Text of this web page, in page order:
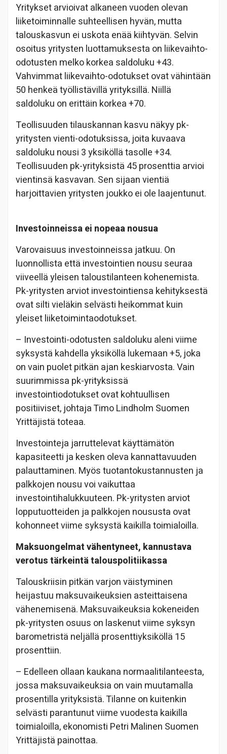
Yritykset arvioivat alkaneen vuoden olevan
liiketoiminnalle suhteellisen hyvän, mutta
talouskasvun ei uskota enää kiihtyvän. Selvin
osoitus yritysten luottamuksesta on liikevaihto-
odotusten melko korkea saldoluku +43.
Vahvimmat liikevaihto-odotukset ovat vähintään
50 henkeä työllistävillä yrityksillä. Niillä
saldoluku on erittäin korkea +70.
Teollisuuden tilauskannan kasvu näkyy pk-
yritysten vienti-odotuksissa, joita kuvaava
saldoluku nousi 3 yksiköllä tasolle +34.
Teollisuuden pk-yrityksistä 45 prosenttia arvioi
vientinsä kasvavan. Sen sijaan vientiä
harjoittavien yritysten joukko ei ole laajentunut.
Investoinneissa ei nopeaa nousua
Varovaisuus investoinneissa jatkuu. On
luonnollista että investointien nousu seuraa
viiveellä yleisen taloustilanteen kohenemista.
Pk-yritysten arviot investointiensa kehityksestä
ovat silti vieläkin selvästi heikommat kuin
yleiset liiketoimintaodotukset.
– Investointi-odotusten saldoluku aleni viime
syksystä kahdella yksiköllä lukemaan +5, joka
on vain puolet pitkän ajan keskiarvosta. Vain
suurimmissa pk-yrityksissä
investointiodotukset ovat kohtuullisen
positiiviset, johtaja Timo Lindholm Suomen
Yrittäjistä toteaa.
Investointeja jarruttelevat käyttämätön
kapasiteetti ja kesken oleva kannattavuuden
palauttaminen. Myös tuotantokustannusten ja
palkkojen nousu voi vaikuttaa
investointihalukkuuteen. Pk-yritysten arviot
lopputuotteiden ja palkkojen noususta ovat
kohonneet viime syksystä kaikilla toimialoilla.
Maksuongelmat vähentyneet, kannustava
verotus tärkeintä talouspolitiikassa
Talouskriisin pitkän varjon väistyminen
heijastuu maksuvaikeuksien asteittaisena
vähenemisenä. Maksuvaikeuksia kokeneiden
pk-yritysten osuus on laskenut viime syksyn
barometristä neljällä prosenttiyksiköllä 15
prosenttiin.
– Edelleen ollaan kaukana normaalitilanteesta,
jossa maksuvaikeuksia on vain muutamalla
prosentilla yrityksistä. Tilanne on kuitenkin
selvästi parantunut viime vuodesta kaikilla
toimialoilla, ekonomisti Petri Malinen Suomen
Yrittäjistä painottaa.